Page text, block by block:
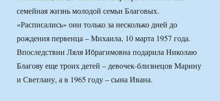
семейная жизнь молодой семьи Благовых.
«Расписались» они только за несколько дней до
рождения первенца – Михаила, 10 марта 1957 года.
Впоследствии Ляля Ибрагимовна подарила Николаю
Благову еще троих детей – девочек-близнецов Марину
и Светлану, а в 1965 году – сына Ивана.